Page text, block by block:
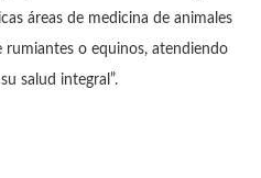
áreas de medicina de animales
rumiantes o equinos, atendiendo
salud integral”.